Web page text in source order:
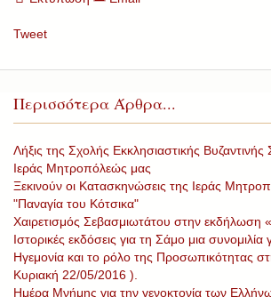
Tweet
Περισσότερα Άρθρα...
Λήξις της Σχολής Εκκλησιαστικής Βυζαντινής
Ιεράς Μητροπόλεώς μας
Ξεκινούν οι Κατασκηνώσεις της Ιεράς
"Παναγία του Κότσικα"
Χαιρετισμός Σεβασμιωτάτου στην εκδήλωση
Ιστορικές εκδόσεις για τη Σάμο μια συνομιλία
Ηγεμονία και το ρόλο της Προσωπικότητας
Κυριακή 22/05/2016 ).
Ημέρα Μνήμης για την γενοκτονία των